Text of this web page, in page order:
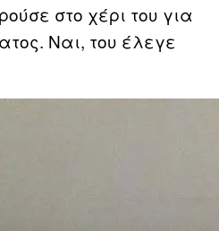
στο χέρι του για
Ναι, του έλεγε